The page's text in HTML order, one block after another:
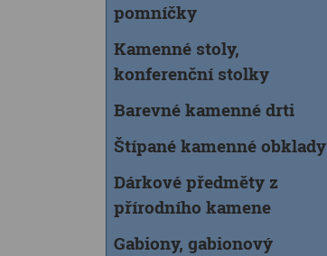
pomníčky
Kamenné stoly,
konferenční stolky
Barevné kamenné drti
Štípané kamenné obklady
Dárkové předměty z
přírodního kamene
Gabiony, gabionový